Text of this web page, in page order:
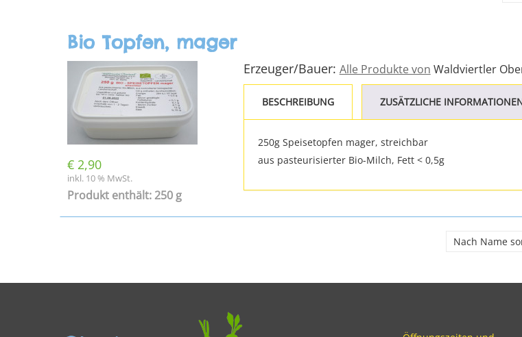
Bio Topfen, mager
€ 2,90
inkl. 10 % MwSt.
Produkt enthält: 250 g
Erzeuger/Bauer: Alle Produkte von Waldviertler
BESCHREIBUNG ZUSÄTZLICHE
250g Speisetopfen mager, streichbar
aus pasteurisierter Bio-Milch, Fett < 0,5g